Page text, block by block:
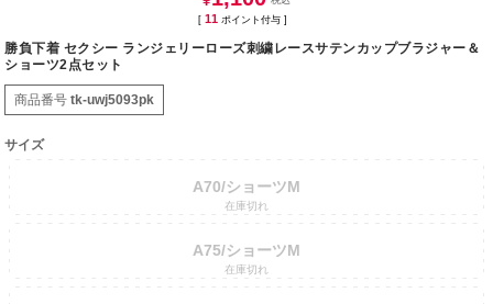
[ 11 ポイント付与 ]
勝負下着 セクシー ランジェリーローズ刺繍レースサテンカップブラジャー＆
ショーツ2点セット
商品番号 tk-uwj5093pk
サイズ
A70/ショーツM
在庫切れ
A75/ショーツM
在庫切れ